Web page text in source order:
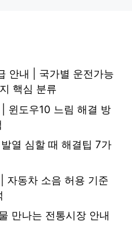
안내 | 국가별 운전가능
핵심 분류
윈도우10 느림 해결 방
열 심할 때 해결팁 7가
자동차 소음 허용 기준
만나는 전통시장 안내